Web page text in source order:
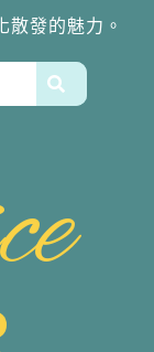
散發的魅力。